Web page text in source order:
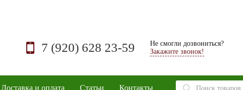
7 (920) 628 23-59
Не смогли дозвониться?
Закажите звонок!
Доставка и оплата Статьи Контакты
Поиск